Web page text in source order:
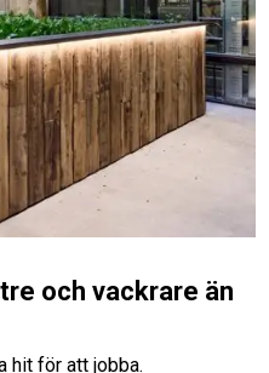
och vackrare än
hit för att jobba.